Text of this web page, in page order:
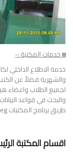
◙ خدمات المكتبة :-
خدمة الاطلاع الداخلي
والشهرية فضلاً عن
لجميع الطلاب واعضاء
والبحث في قواعد
طريق برنامج المكتبات www.eulc.edu.eg .
اقسام المكتبة